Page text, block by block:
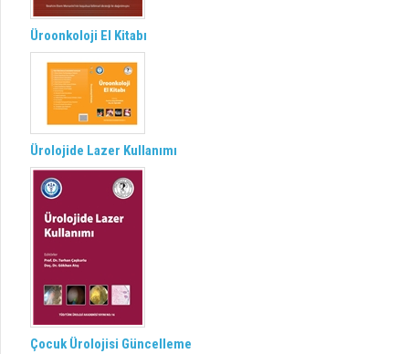
Üroonkoloji El Kitabı
Ürolojide Lazer Kullanımı
Çocuk Ürolojisi Güncelleme